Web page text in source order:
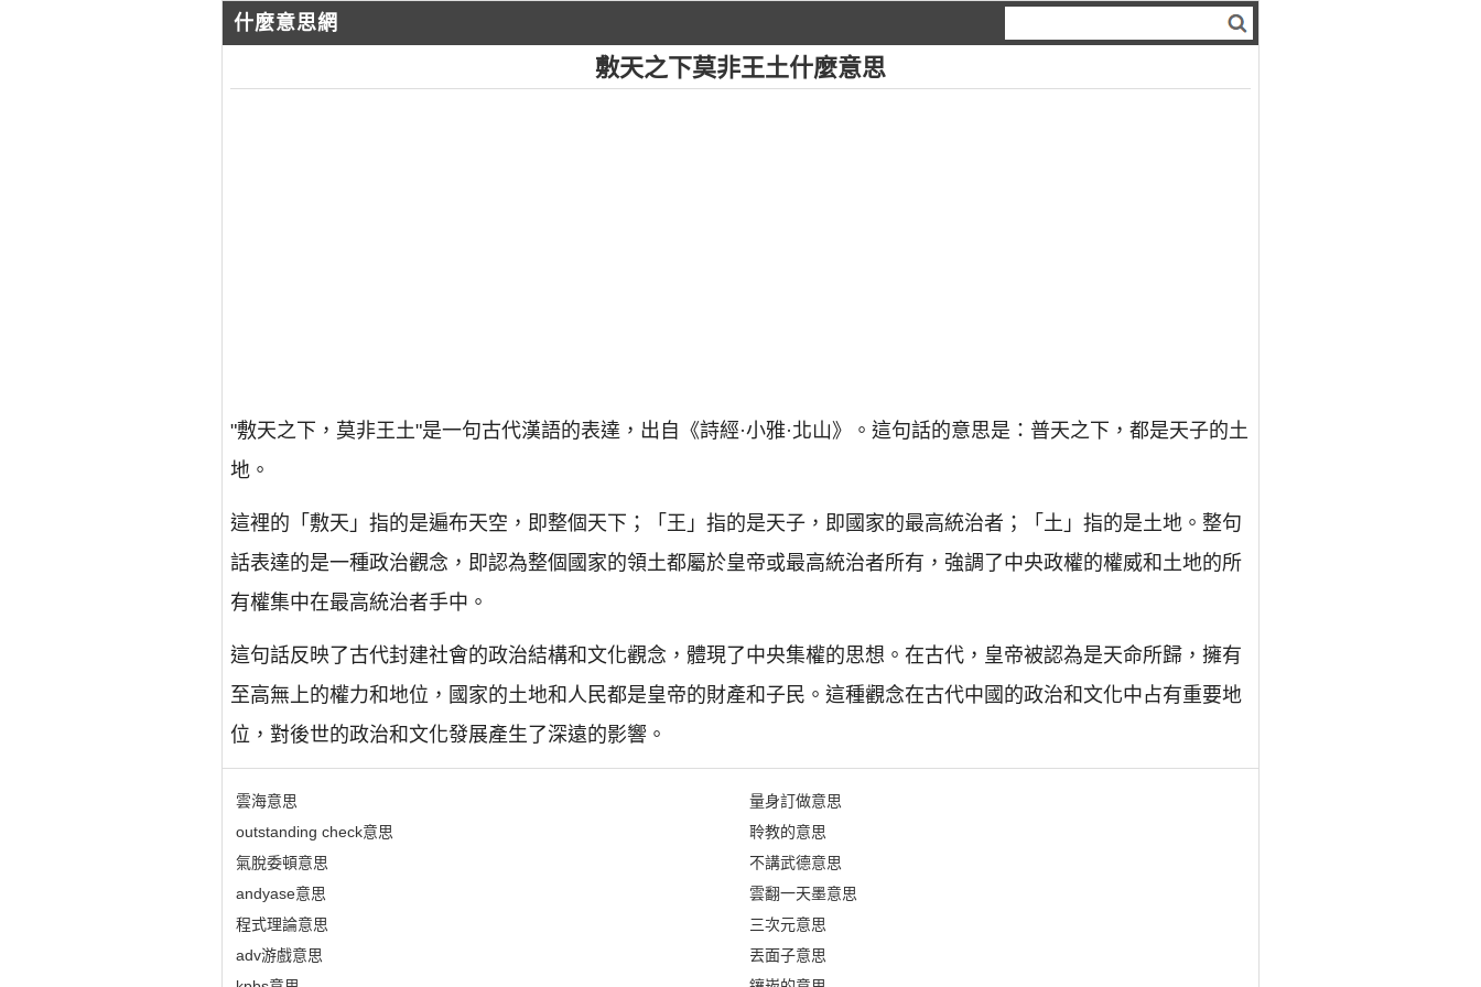
什麼意思網
敷天之下莫非王土什麼意思
"敷天之下，莫非王土"是一句古代漢語的表達，出自《詩經·小雅·北山》。這句話的意思是：普天之下，都是天子的土
地。
這裡的「敷天」指的是遍布天空，即整個天下；「王」指的是天子，即國家的最高統治者；「土」指的是土地。整句
話表達的是一種政治觀念，即認為整個國家的領土都屬於皇帝或最高統治者所有，強調了中央政權的權威和土地的所
有權集中在最高統治者手中。
這句話反映了古代封建社會的政治結構和文化觀念，體現了中央集權的思想。在古代，皇帝被認為是天命所歸，擁有
至高無上的權力和地位，國家的土地和人民都是皇帝的財產和子民。這種觀念在古代中國的政治和文化中占有重要地
位，對後世的政治和文化發展產生了深遠的影響。
雲海意思
outstanding check意思
氣脫委頓意思
andyase意思
程式理論意思
adv游戲意思
量身訂做意思
聆教的意思
不講武德意思
雲翻一天墨意思
三次元意思
丟面子意思